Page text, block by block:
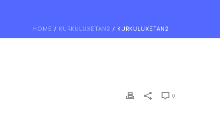
HOME / KURKULUXETAN2 / KURKULUXETAN2
0